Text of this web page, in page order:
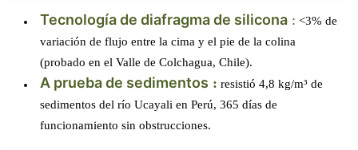
Tecnología de diafragma de silicona : <3% de
variación de flujo entre la cima y el pie de la colina
(probado en el Valle de Colchagua, Chile).
A prueba de sedimentos : resistió 4,8 kg/m³ de
sedimentos del río Ucayali en Perú, 365 días de
funcionamiento sin obstrucciones.